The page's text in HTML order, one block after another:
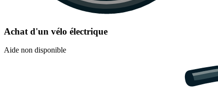
Achat d'un vélo électrique
Aide non disponible